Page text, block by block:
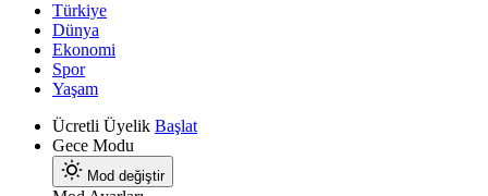
Türkiye
Dünya
Ekonomi
Spor
Yaşam
Ücretli Üyelik Başlat
Gece Modu
Mod değiştir